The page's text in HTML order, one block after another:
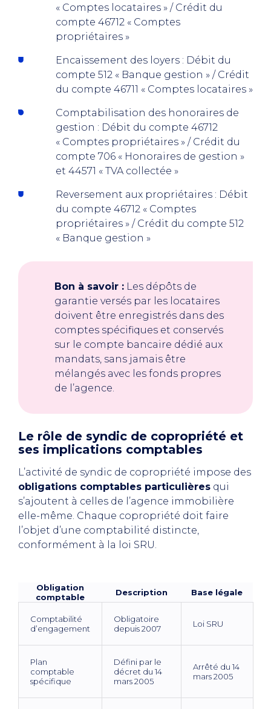
« Comptes locataires » / Crédit du
compte 46712 « Comptes
propriétaires »
Encaissement des loyers : Débit du
compte 512 « Banque gestion » / Crédit
du compte 46711 « Comptes locataires »
Comptabilisation des honoraires de
gestion : Débit du compte 46712
« Comptes propriétaires » / Crédit du
compte 706 « Honoraires de gestion »
et 44571 « TVA collectée »
Reversement aux propriétaires : Débit
du compte 46712 « Comptes
propriétaires » / Crédit du compte 512
« Banque gestion »
Bon à savoir : Les dépôts de
garantie versés par les locataires
doivent être enregistrés dans des
comptes spécifiques et conservés
sur le compte bancaire dédié aux
mandats, sans jamais être
mélangés avec les fonds propres
de l’agence.
Le rôle de syndic de copropriété et
ses implications comptables
L’activité de syndic de copropriété impose des
obligations comptables particulières qui
s’ajoutent à celles de l’agence immobilière
elle-même. Chaque copropriété doit faire
l’objet d’une comptabilité distincte,
conformément à la loi SRU.
Obligation
comptable
Description Base légale
Comptabilité
d’engagement
Obligatoire
depuis 2007
Loi SRU
Plan
comptable
spécifique
Défini par le
décret du 14
mars 2005
Arrêté du 14
mars 2005